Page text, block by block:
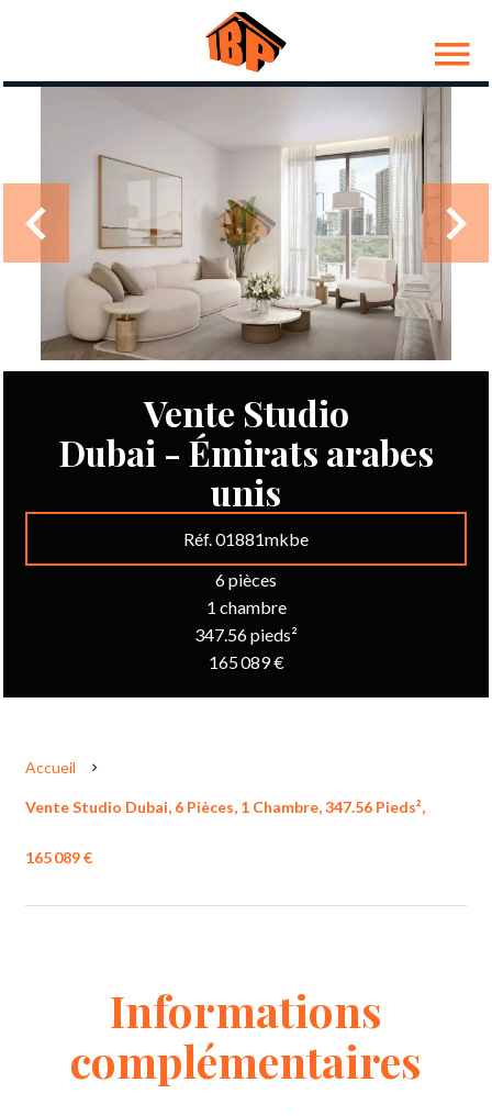
Vente Studio
Dubai - Émirats arabes
unis
Réf. 01881mkbe
6 pièces
1 chambre
347.56 pieds²
165 089 €
Accueil
Vente Studio Dubai, 6 Pièces, 1 Chambre, 347.56 Pieds²,
165 089 €
Informations
complémentaires